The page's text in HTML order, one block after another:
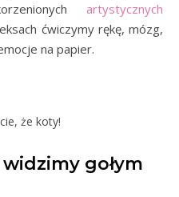
artystycznych
ćwiczymy rękę, mózg,
na papier.
że koty!
gołym